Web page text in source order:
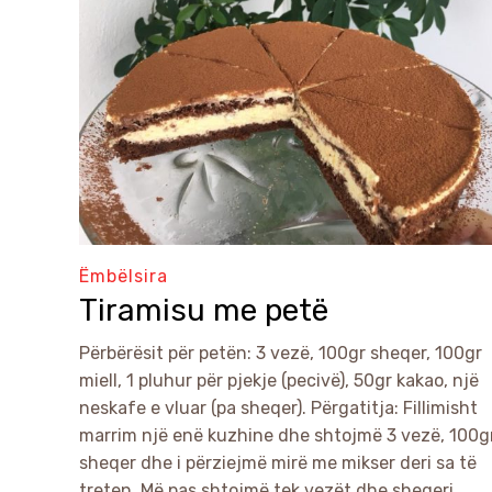
Ëmbëlsira
Tiramisu me petë
Përbërësit për petën: 3 vezë, 100gr sheqer, 100gr
miell, 1 pluhur për pjekje (pecivë), 50gr kakao, një
neskafe e vluar (pa sheqer). Përgatitja: Fillimisht
marrim një enë kuzhine dhe shtojmë 3 vezë,
sheqer dhe i përziejmë mirë me mikser deri sa të